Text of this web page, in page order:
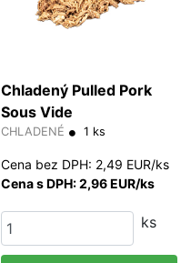
Chladený Pulled Pork
Sous Vide
CHLADENÉ 1 ks
Cena bez DPH: 2,49 EUR/ks
Cena s DPH: 2,96 EUR/ks
ks